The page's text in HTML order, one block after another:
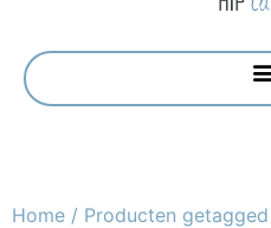
Home / Producten getagged